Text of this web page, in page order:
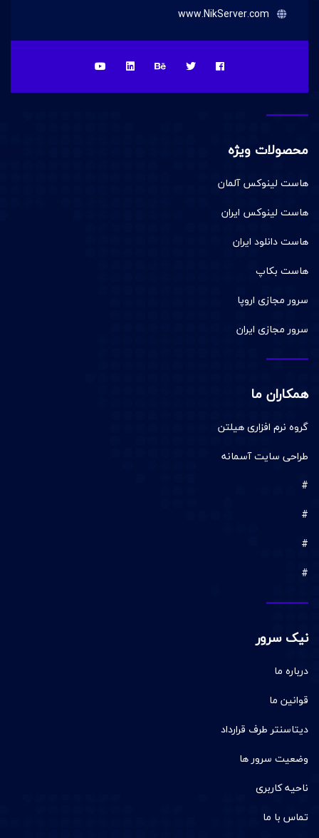
www.NikServer.com
محصولات ویژه
هاست لینوکس آلمان
هاست لینوکس ایران
هاست دانلود ایران
هاست بکاپ
سرور مجازی اروپا
سرور مجازی ایران
همکاران ما
گروه نرم افزاری هیلتن
طراحی سایت آسمانه
#
#
#
#
نیک سرور
درباره ما
قوانین ما
دیتاسنتر طرف قرارداد
وضعیت سرور ها
ناحیه کاربری
تماس با ما